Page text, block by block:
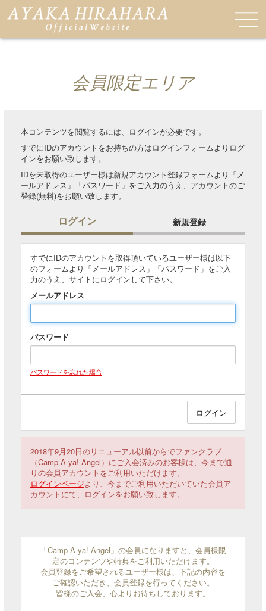
会員限定エリア
本コンテンツを閲覧するには、ログインが必要です。
すでにIDのアカウントをお持ちの方はログインフォームよりログ
インをお願い致します。
IDを未取得のユーザー様は新規アカウント登録フォームより「メ
ールアドレス」「パスワード」をご入力のうえ、アカウントのご
登録(無料)をお願い致します。
ログイン 新規登録
すでにIDのアカウントを取得頂いているユーザー様は以下
のフォームより「メールアドレス」「パスワード」をご入
力のうえ、サイトにログインして下さい。
メールアドレス
パスワード
パスワードを忘れた場合
2018年9月20日のリニューアル以前からでファンクラブ
（Camp A-ya! Angel）にご入会済みのお客様は、今まで通
りの会員アカウントをご利用いただけます。
ログインページより、今までご利用いただいていた会員ア
カウントにて、ログインをお願い致します。
「Camp A-ya! Angel」の会員になりますと、会員様限
定のコンテンツや特典をご利用いただけます。
会員登録をご希望されるユーザー様は、下記の内容を
ご確認いただき、会員登録を行ってください。
皆様のご入会、心よりお待ちしております。